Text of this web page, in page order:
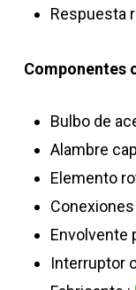
Respuesta
Componentes
Bulbo de
Alambre
Elemento
Envolvente
Interruptor